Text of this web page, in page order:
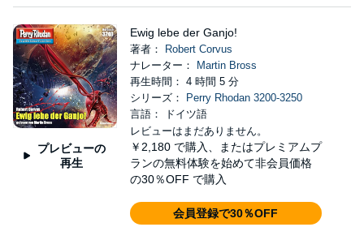
プレビューの
再生
Ewig lebe der Ganjo!
著者：
Robert Corvus
ナレーター：
Martin Bross
再生時間： 4 時間 5 分
シリーズ：
Perry Rhodan 3200-3250
言語： ドイツ語
レビューはまだありません。
￥2,180 で購入、またはプレミアムプ
ランの無料体験を始めて非会員価格
の30％OFF で購入
会員登録で30％OFF